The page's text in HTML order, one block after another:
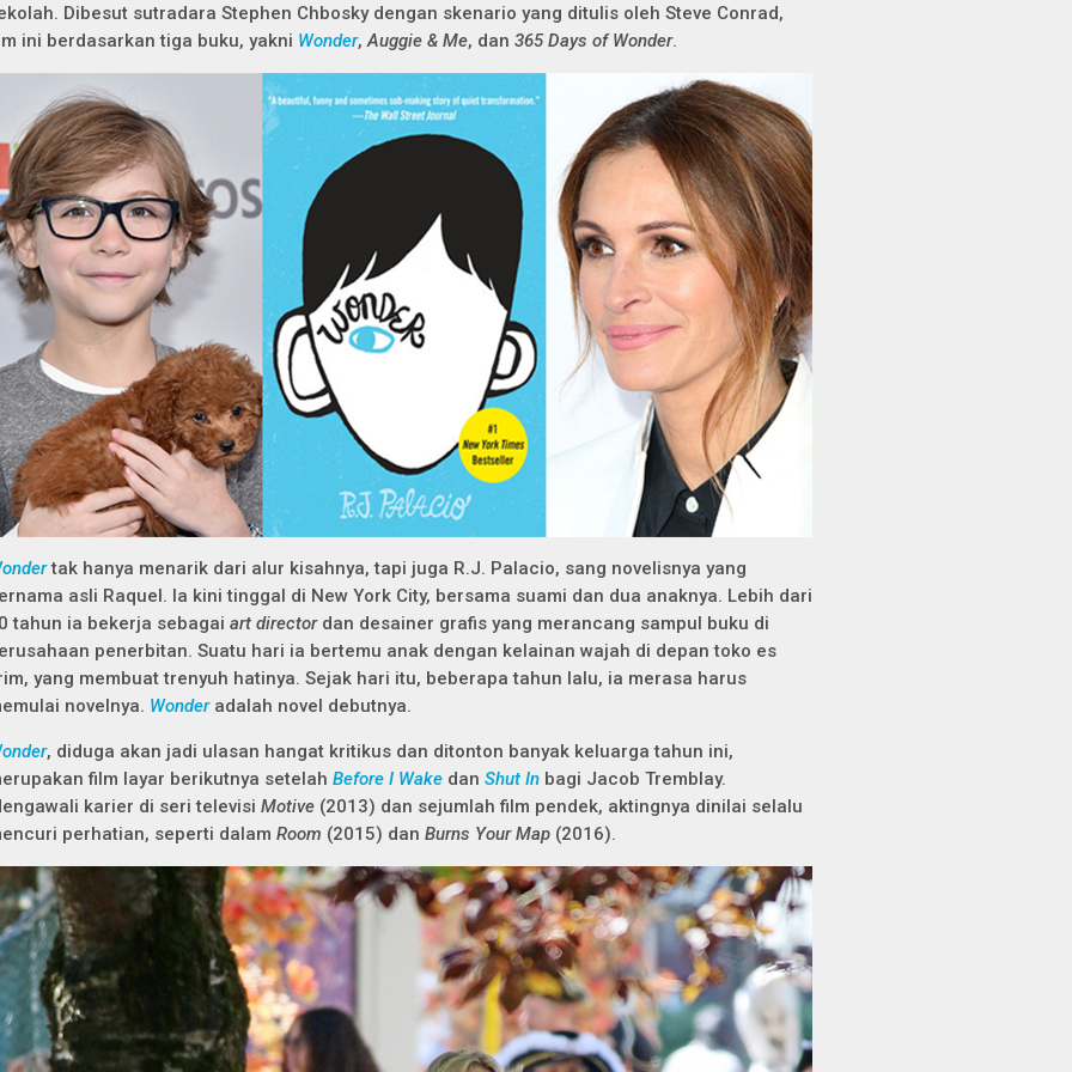
Dibesut sutradara Stephen Chbosky dengan skenario yang ditulis oleh Steve Conrad,
ini berdasarkan tiga buku, yakni Wonder,Auggie & Me, dan 365 Days of Wonder.
tak hanya menarik dari alur kisahnya, tapi juga R.J. Palacio, sang novelisnya yang
asli Raquel. Ia kini tinggal di New York City, bersama suami dan dua anaknya. Lebih dari
tahun ia bekerja sebagai art directordan desainer grafis yang merancang sampul buku di
penerbitan. Suatu hari ia bertemu anak dengan kelainan wajah di depan toko es
yang membuat trenyuh hatinya. Sejak hari itu, beberapa tahun lalu, ia merasa harus
novelnya. Wonderadalah novel debutnya.
, diduga akan jadi ulasan hangat kritikus dan ditonton banyak keluarga tahun ini,
film layar berikutnya setelah Before I Wake dan Shut In bagi Jacob Tremblay.
karier di seri televisi Motive (2013) dan sejumlah film pendek, aktingnya dinilai selalu
perhatian, seperti dalam Room (2015) dan Burns Your Map (2016).